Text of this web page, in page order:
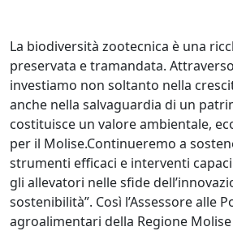
La biodiversità zootecnica è una
preservata e tramandata.
investiamo non soltanto nella
anche nella salvaguardia di un
costituisce un valore ambientale,
per il Molise.Continueremo a
strumenti efficaci e interventi
gli allevatori nelle sfide
sostenibilità”. Così l’Assessore alle
agroalimentari della Regione